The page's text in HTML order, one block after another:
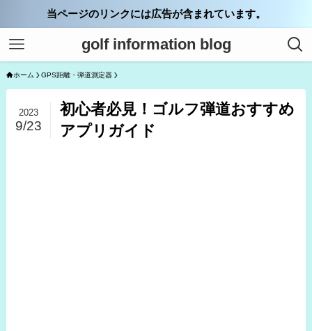
当ページのリンクには広告が含まれています。
golf information blog
ホーム GPS距離・弾道測定器
初心者必見！ゴルフ弾道おすすめ
アプリガイド
2023
9/23